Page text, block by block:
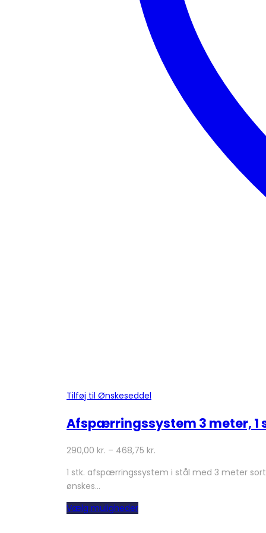
Tilføj til Ønskeseddel
Afspærringssystem 3 meter, 1
290,00 kr. – 468,75 kr.
1 stk. afspærringssystem i stål med 3 meter
ønskes…
Vælg mulighederDette